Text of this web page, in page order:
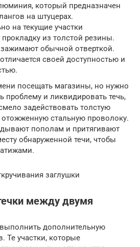
который предназначен
на штуцерах.
на текущие участки
из толстой резины.
обычной отверткой.
своей доступностью и
посещать магазины, но нужно
проблему и ликвидировать течь,
задействовать толстую
стальную проволоку.
пополам и притягивают
обнаруженной течи, чтобы
заглушки
между двумя
дополнительную
Те участки, которые